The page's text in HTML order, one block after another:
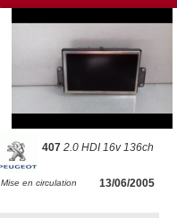
407 2.0 HDI 16v 136ch
Mise en circulation 13/06/2005